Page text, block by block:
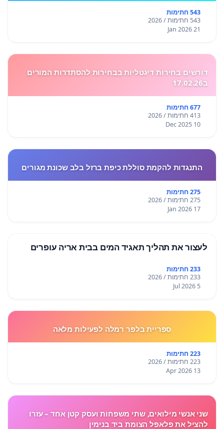
543 חתימות
543 חתימות / 2026
21 Jan 2026
דורשים בחירות דיגטליות בבחירות להסתדרות המורים
ב17.02.26
677 חתימות
413 חתימות / 2026
10 Dec 2025
התנגדות להקמת סוללת כיפת ברזל בלב שכונת מגורים
275 חתימות
275 חתימות / 2026
17 Jan 2026
לעצור את תהליך תאגיד המים בבית אריה עופרים
233 חתימות
233 חתימות / 2026
5 Jul 2026
ספריית בלפר רמלה לפעילות מלאה
223 חתימות
223 חתימות / 2026
13 Apr 2026
שני אנשי מילואים, שתי משפחות ועסק קטן אחד – עזרו
להציל את פלאפל הצומת ביד בנימין